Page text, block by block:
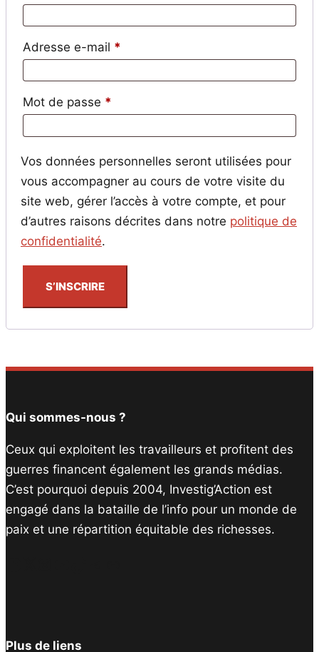
Adresse e-mail *
Mot de passe *
Vos données personnelles seront utilisées pour
vous accompagner au cours de votre visite du
site web, gérer l’accès à votre compte, et pour
d’autres raisons décrites dans notre politique de
confidentialité.
S’INSCRIRE
Qui sommes-nous ?
Ceux qui exploitent les travailleurs et profitent des
guerres financent également les grands médias.
C’est pourquoi depuis 2004, Investig’Action est
engagé dans la bataille de l’info pour un monde de
paix et une répartition équitable des richesses.
Plus de liens